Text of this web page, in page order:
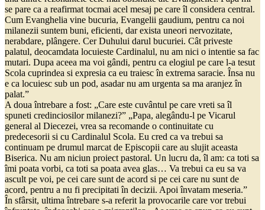
se pare ca a reafirmat tocmai acel mesaj pe care îl considera central.
Cum Evanghelia vine bucuria, Evangelii gaudium, pentru ca noi
milanezii suntem buni, eficienti, dar exista uneori nervozitate,
nerabdare, plângere. Cer Duhului darul bucuriei. Cât priveste
palatul, deocamdata locuieste Cardinalul, nu am nici o intentie sa fac
mutari. Dupa aceea ma voi gândi, pentru ca elogiul pe care l-a tesut
Scola cuprindea si expresia ca eu traiesc în extrema saracie. Însa nu
e ca locuiesc sub un pod, asadar nu am urgenta sa ma aranjez în
palat.”
A doua întrebare a fost: „Care este cuvântul pe care vreti sa îl
spuneti credinciosilor milanezi?” „Papa, alegându-l pe Vicarul
general al Diecezei, vrea sa recomande o continuitate cu
predecesorii si cu Cardinalul Scola. Eu cred ca va trebui sa
continuam pe drumul marcat de Episcopii care au slujit aceasta
Biserica. Nu am niciun proiect pastoral. Un lucru da, îl am: ca toti sa
îmi poata vorbi, ca toti sa poata avea glas… Va trebui ca eu sa va
ascult pe voi, pe cei care sunt de acord si pe cei care nu sunt de
acord, pentru a nu fi precipitati în decizii. Apoi învatam meseria.”
În sfârsit, ultima întrebare s-a referit la provocarile care vor trebui